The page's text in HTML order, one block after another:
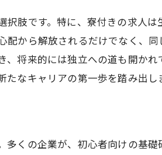
で未経験からのキャリア構築
した指導
らす成長
支援体制
肢を広げる
肢です。特に、寮付きの求人
から解放されるだけでなく、
将来的には独立への道も開か
なキャリアの第一歩を踏み出し
くの企業が、初心者向けの基